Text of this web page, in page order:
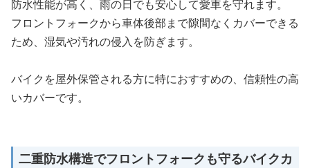
防水性能が高く、雨の日でも安心して愛車を守れます。
フロントフォークから車体後部まで隙間なくカバーできる
ため、湿気や汚れの侵入を防ぎます。
バイクを屋外保管される方に特におすすめの、信頼性の高
いカバーです。
二重防水構造でフロントフォークも守るバイクカ